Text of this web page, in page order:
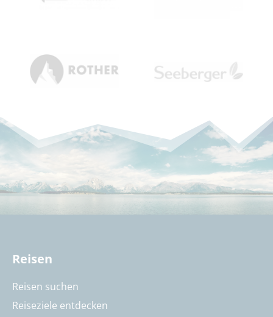
Reisen
Reisen suchen
Reiseziele entdecken